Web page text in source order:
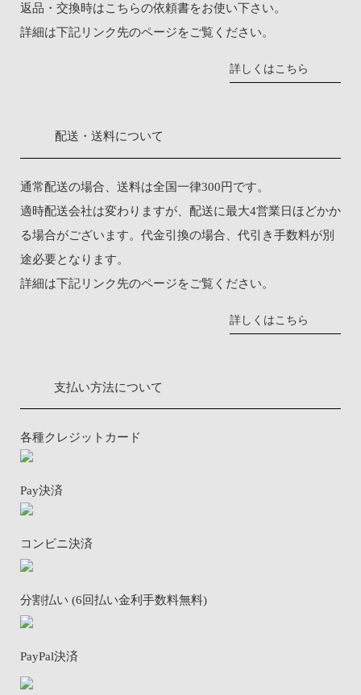
返品・交換時はこちらの依頼書をお使い下さい。
詳細は下記リンク先のページをご覧ください。
詳しくはこちら
配送・送料について
通常配送の場合、送料は全国一律300円です。
適時配送会社は変わりますが、配送に最大4営業日ほどかか
る場合がございます。代金引換の場合、代引き手数料が別
途必要となります。
詳細は下記リンク先のページをご覧ください。
詳しくはこちら
支払い方法について
各種クレジットカード
Pay決済
コンビニ決済
分割払い (6回払い金利手数料無料)
PayPal決済